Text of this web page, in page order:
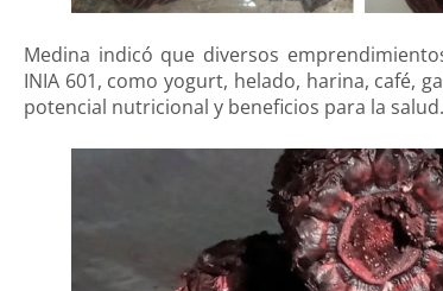
Medina indicó que diversos
INIA 601, como yogurt, helado, harina, café,
potencial nutricional y beneficios para la salud.